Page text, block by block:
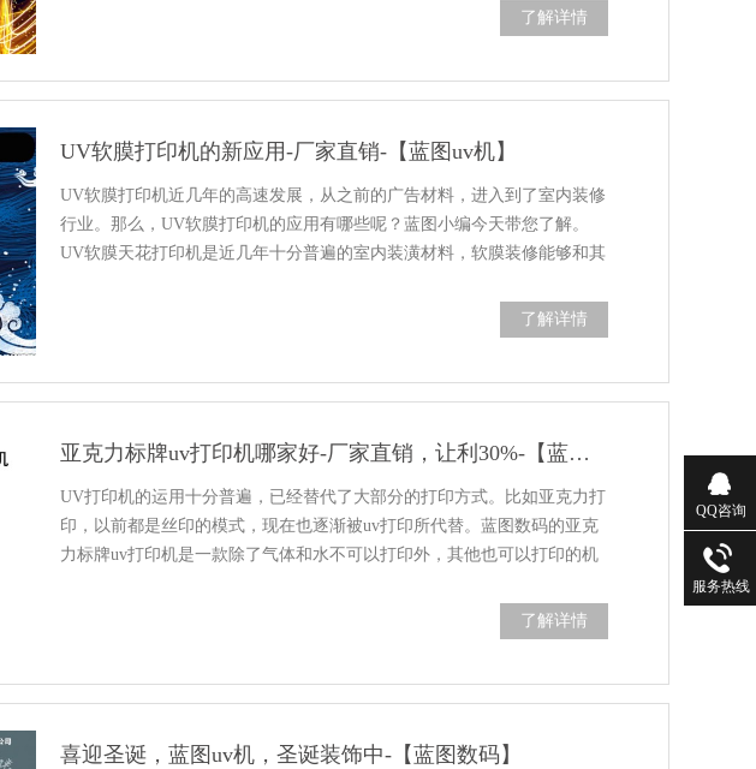
了解详情
UV软膜打印机的新应用-厂家直销-【蓝图uv机】
UV软膜打印机近几年的高速发展，从之前的广告材料，进入到了室内装修
行业。那么，UV软膜打印机的应用有哪些呢？蓝图小编今天带您了解。
UV软膜天花打印机是近几年十分普遍的室内装潢材料，软膜装修能够和其
了解详情
亚克力标牌uv打印机哪家好-厂家直销，让利30%-【蓝图uv机】
UV打印机的运用十分普遍，已经替代了大部分的打印方式。比如亚克力打
印，以前都是丝印的模式，现在也逐渐被uv打印所代替。蓝图数码的亚克
力标牌uv打印机是一款除了气体和水不可以打印外，其他也可以打印的机
了解详情
喜迎圣诞，蓝图uv机，圣诞装饰中-【蓝图数码】
QQ咨询
服务热线